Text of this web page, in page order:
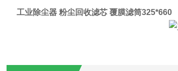
工业除尘器 粉尘回收滤芯 覆膜滤筒325*660